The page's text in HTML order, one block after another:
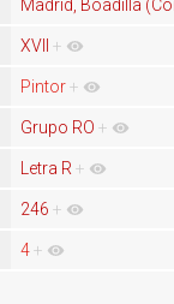
Madrid, Boadilla
XVII +
Pintor +
Grupo RO +
Letra R +
246 +
4 +